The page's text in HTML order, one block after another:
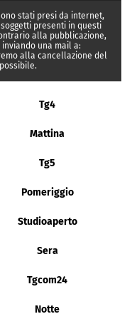
stati presi da internet,
presenti in questi
alla pubblicazione,
una mail a:
alla cancellazione del
Tg4
Mattina
Tg5
Pomeriggio
Studioaperto
Sera
Tgcom24
Notte